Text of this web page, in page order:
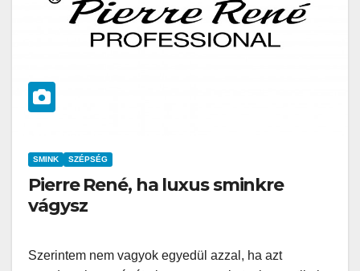
SMINK SZÉPSÉG
Pierre René, ha luxus sminkre
vágysz
Szerintem nem vagyok egyedül azzal, ha azt